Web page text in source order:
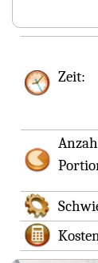
Zeit: